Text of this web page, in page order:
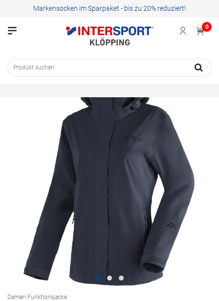
Markensocken im Sparpaket - bis zu 20% reduziert!
0
Damen Funktionsjacke